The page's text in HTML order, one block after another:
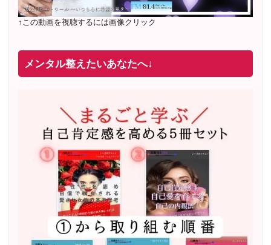
2022年2月〜6月 男性心理グループレッスン 20名様
20年8月〜25年3月 少人数制６ヶ月フルサポート 累計
71名 随時満席
↑この動画を視聴するには画像クリック
メンタル整えたいあなたへ↓